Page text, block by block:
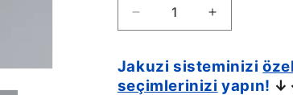
Plus
Jakuzi
|
Atos
Plus
Jakuzi
|
Jakuzi sisteminizi
seçimlerinizi yapın!